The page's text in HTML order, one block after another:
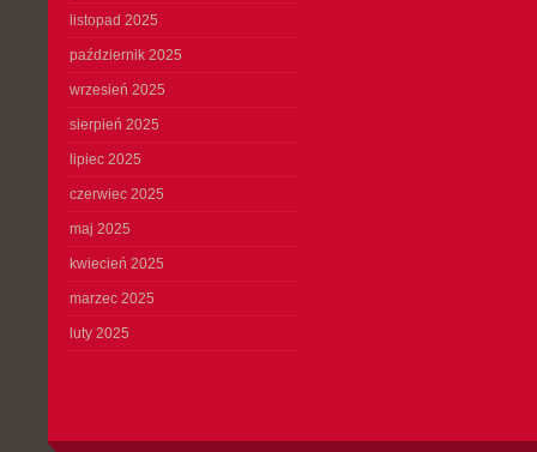
listopad 2025
październik 2025
wrzesień 2025
sierpień 2025
lipiec 2025
czerwiec 2025
maj 2025
kwiecień 2025
marzec 2025
luty 2025